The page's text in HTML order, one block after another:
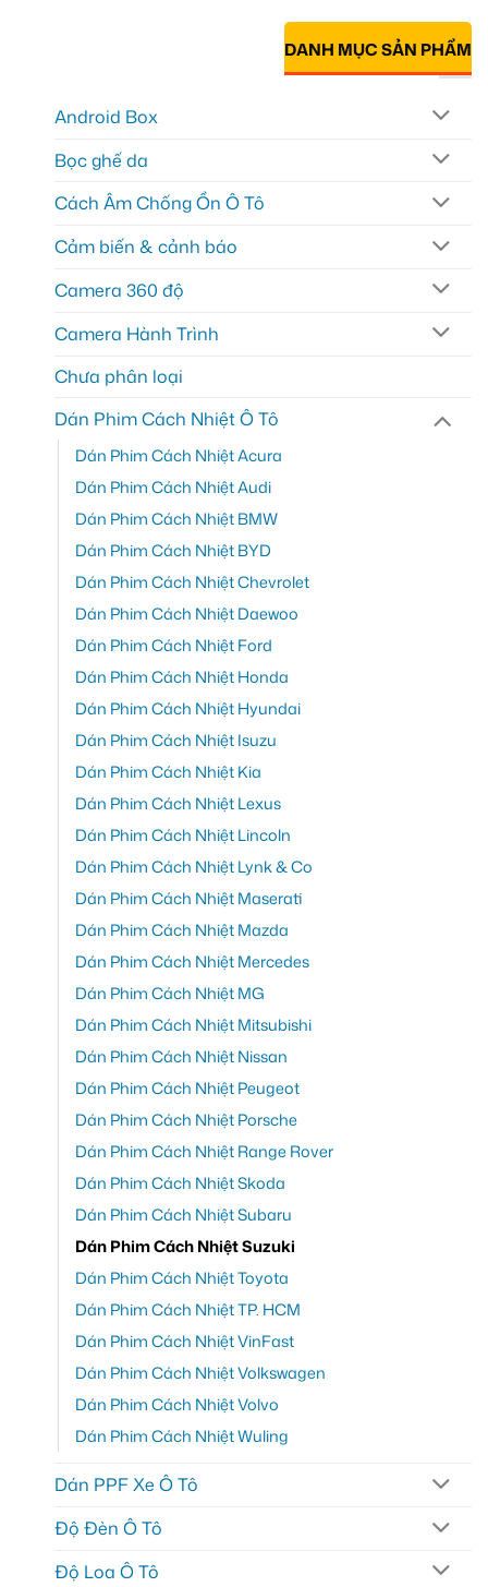
DANH MỤC SẢN PHẨM
Android Box
Bọc ghế da
Cách Âm Chống Ồn Ô Tô
Cảm biến & cảnh báo
Camera 360 độ
Camera Hành Trình
Chưa phân loại
Dán Phim Cách Nhiệt Ô Tô
Dán Phim Cách Nhiệt Acura
Dán Phim Cách Nhiệt Audi
Dán Phim Cách Nhiệt BMW
Dán Phim Cách Nhiệt BYD
Dán Phim Cách Nhiệt Chevrolet
Dán Phim Cách Nhiệt Daewoo
Dán Phim Cách Nhiệt Ford
Dán Phim Cách Nhiệt Honda
Dán Phim Cách Nhiệt Hyundai
Dán Phim Cách Nhiệt Isuzu
Dán Phim Cách Nhiệt Kia
Dán Phim Cách Nhiệt Lexus
Dán Phim Cách Nhiệt Lincoln
Dán Phim Cách Nhiệt Lynk & Co
Dán Phim Cách Nhiệt Maserati
Dán Phim Cách Nhiệt Mazda
Dán Phim Cách Nhiệt Mercedes
Dán Phim Cách Nhiệt MG
Dán Phim Cách Nhiệt Mitsubishi
Dán Phim Cách Nhiệt Nissan
Dán Phim Cách Nhiệt Peugeot
Dán Phim Cách Nhiệt Porsche
Dán Phim Cách Nhiệt Range Rover
Dán Phim Cách Nhiệt Skoda
Dán Phim Cách Nhiệt Subaru
Dán Phim Cách Nhiệt Suzuki
Dán Phim Cách Nhiệt Toyota
Dán Phim Cách Nhiệt TP. HCM
Dán Phim Cách Nhiệt VinFast
Dán Phim Cách Nhiệt Volkswagen
Dán Phim Cách Nhiệt Volvo
Dán Phim Cách Nhiệt Wuling
Dán PPF Xe Ô Tô
Độ Đèn Ô Tô
Độ Loa Ô Tô